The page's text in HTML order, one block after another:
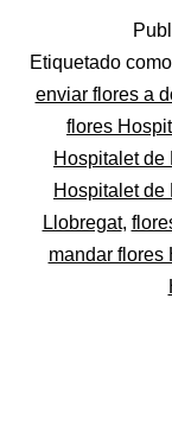
Categorizado
como
Flores
Etiquetado como
enviar flores a
flores
Hospitalet de
Hospitalet de
Llobregat,
mandar flores